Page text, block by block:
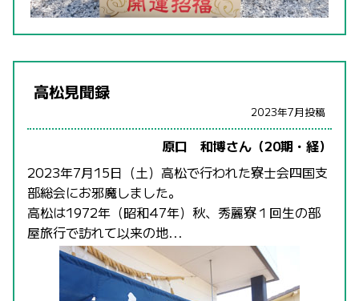
高松見聞録
2023年7月投稿
原口 和博さん（20期・経）
2023年7月15日（土）高松で行われた寮士会四国支
部総会にお邪魔しました。
高松は1972年（昭和47年）秋、秀麗寮１回生の部
屋旅行で訪れて以来の地...